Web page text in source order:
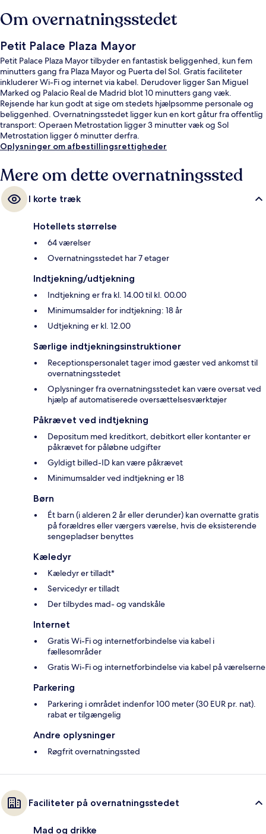
Om overnatningsstedet
Petit Palace Plaza Mayor
Petit Palace Plaza Mayor tilbyder en fantastisk beliggenhed, kun fem
minutters gang fra Plaza Mayor og Puerta del Sol. Gratis faciliteter
inkluderer Wi-Fi og internet via kabel. Derudover ligger San Miguel
Marked og Palacio Real de Madrid blot 10 minutters gang væk.
Rejsende har kun godt at sige om stedets hjælpsomme personale og
beliggenhed. Overnatningsstedet ligger kun en kort gåtur fra offentlig
transport: Operaen Metrostation ligger 3 minutter væk og Sol
Metrostation ligger 6 minutter derfra.
Oplysninger om afbestillingsrettigheder
Mere om dette overnatningssted
I korte træk
Hotellets størrelse
64 værelser
Overnatningsstedet har 7 etager
Indtjekning/udtjekning
Indtjekning er fra kl. 14.00 til kl. 00.00
Minimumsalder for indtjekning: 18 år
Udtjekning er kl. 12.00
Særlige indtjekningsinstruktioner
Receptionspersonalet tager imod gæster ved ankomst til
overnatningsstedet
Oplysninger fra overnatningsstedet kan være oversat ved
hjælp af automatiserede oversættelsesværktøjer
Påkrævet ved indtjekning
Depositum med kreditkort, debitkort eller kontanter er
påkrævet for påløbne udgifter
Gyldigt billed-ID kan være påkrævet
Minimumsalder ved indtjekning er 18
Børn
Ét barn (i alderen 2 år eller derunder) kan overnatte gratis
på forældres eller værgers værelse, hvis de eksisterende
sengepladser benyttes
Kæledyr
Kæledyr er tilladt*
Servicedyr er tilladt
Der tilbydes mad- og vandskåle
Internet
Gratis Wi-Fi og internetforbindelse via kabel i
fællesområder
Gratis Wi-Fi og internetforbindelse via kabel på værelserne
Parkering
Parkering i området indenfor 100 meter (30 EUR pr. nat).
rabat er tilgængelig
Andre oplysninger
Røgfrit overnatningssted
Faciliteter på overnatningsstedet
Mad og drikke